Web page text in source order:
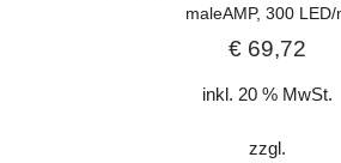
maleAMP, 300 LED/
€ 69,72
inkl. 20 % MwSt.
zzgl.